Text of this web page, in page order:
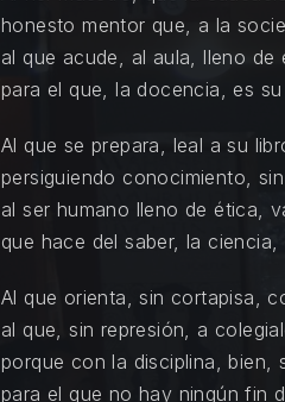
honesto mentor que, a la
al que acude, al aula, lleno de
para el que, la docencia, es su
Al que se prepara, leal a su
persiguiendo conocimiento,
al ser humano lleno de ética,
que hace del saber, la ciencia,
Al que orienta, sin cortapisa,
al que, sin represión, a
porque con la disciplina, bien,
para el que no hay ningún fin